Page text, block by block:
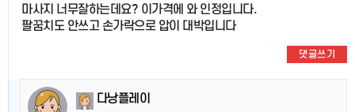
마사지 너무잘하는데요? 이가격에 와 인정입니다.
팔꿈치도 안쓰고 손가락으로 압이 대박입니다
댓글쓰기
다낭플레이